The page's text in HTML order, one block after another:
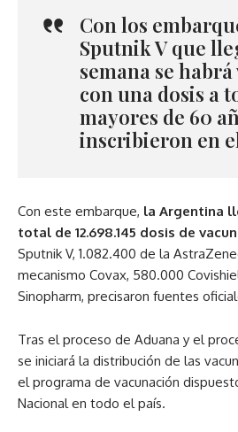
Con los
Sputnik V que
semana se
con una dosis a
mayores de 60
inscribieron en
Con este embarque, la Argentina
total de 12.698.145 dosis de
Sputnik V, 1.082.400 de la
mecanismo Covax, 580.000
Sinopharm, precisaron fuentes
Tras el proceso de Aduana y el
se iniciará la distribución de las
el programa de vacunación
Nacional en todo el país.